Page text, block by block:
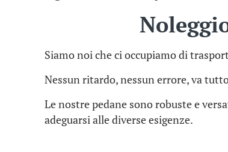
Siamo noi che ci occupiamo di
Nessun ritardo, nessun errore, va
Le nostre pedane sono robuste e
adeguarsi alle diverse esigenze.